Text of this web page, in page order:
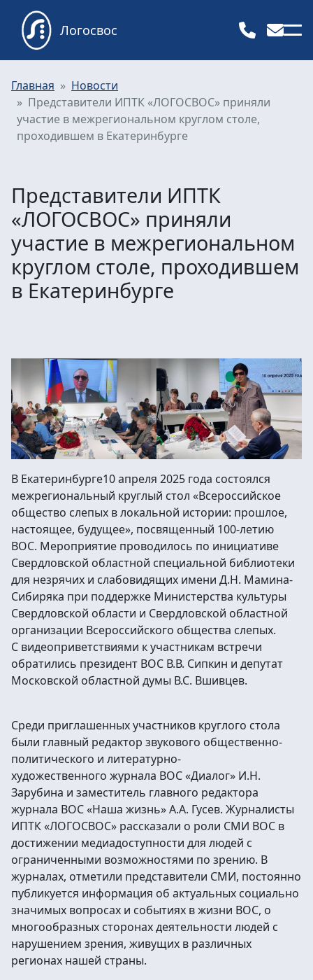
Логосвос
Главная
Новости
Представители ИПТК «ЛОГОСВОС» приняли
участие в межрегиональном круглом столе,
проходившем в Екатеринбурге
Представители ИПТК
«ЛОГОСВОС» приняли
участие в межрегиональном
круглом столе, проходившем
в Екатеринбурге
В Екатеринбурге10 апреля 2025 года состоялся
межрегиональный круглый стол «Всероссийское
общество слепых в локальной истории: прошлое,
настоящее, будущее», посвященный 100-летию
ВОС. Мероприятие проводилось по инициативе
Свердловской областной специальной библиотеки
для незрячих и слабовидящих имени Д.Н. Мамина-
Сибиряка при поддержке Министерства культуры
Свердловской области и Свердловской областной
организации Всероссийского общества слепых.
С видеоприветствиями к участникам встречи
обратились президент ВОС В.В. Сипкин и депутат
Московской областной думы В.С. Вшивцев.
Среди приглашенных участников круглого стола
были главный редактор звукового общественно-
политического и литературно-
художественного журнала ВОС «Диалог» И.Н.
Зарубина и заместитель главного редактора
журнала ВОС «Наша жизнь» А.А. Гусев. Журналисты
ИПТК «ЛОГОСВОС» рассказали о роли СМИ ВОС в
достижении медиадоступности для людей с
ограниченными возможностями по зрению. В
журналах, отметили представители СМИ, постоянно
публикуется информация об актуальных социально
значимых вопросах и событиях в жизни ВОС, о
многообразных сторонах деятельности людей с
нарушением зрения, живущих в различных
регионах нашей страны.